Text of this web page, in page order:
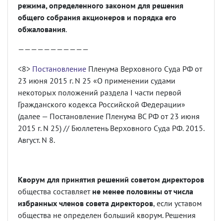
режима, определенного законом для решения
общего собрания акционеров и порядка его
обжалования.
———————————
<8> Постановление Пленума Верховного Суда РФ от
23 июня 2015 г. N 25 «О применении судами
некоторых положений раздела I части первой
Гражданского кодекса Российской Федерации»
(далее — Постановление Пленума ВС РФ от 23 июня
2015 г. N 25) // Бюллетень Верховного Суда РФ. 2015.
Август. N 8.
Кворум для принятия решений советом директоров
общества составляет не менее половины от числа
избранных членов совета директоров, если уставом
общества не определен больший кворум. Решения